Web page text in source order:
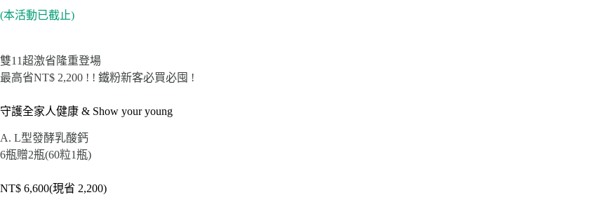
(本活動已截止)
雙11超激省隆重登場
最高省NT$ 2,200 ! ! 鐵粉新客必買必囤 !
守護全家人健康 & Show your young
A. L型發酵乳酸鈣
6瓶贈2瓶(60粒1瓶)
NT$ 6,600(現省 2,200)